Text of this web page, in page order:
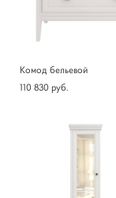
Комод бельевой
110 830 pуб.